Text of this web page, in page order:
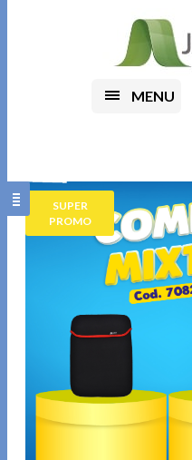
MENU
SUPER
PROMO